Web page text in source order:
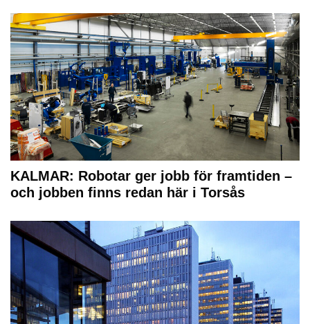
KALMAR: Robotar ger jobb för framtiden –
och jobben finns redan här i Torsås